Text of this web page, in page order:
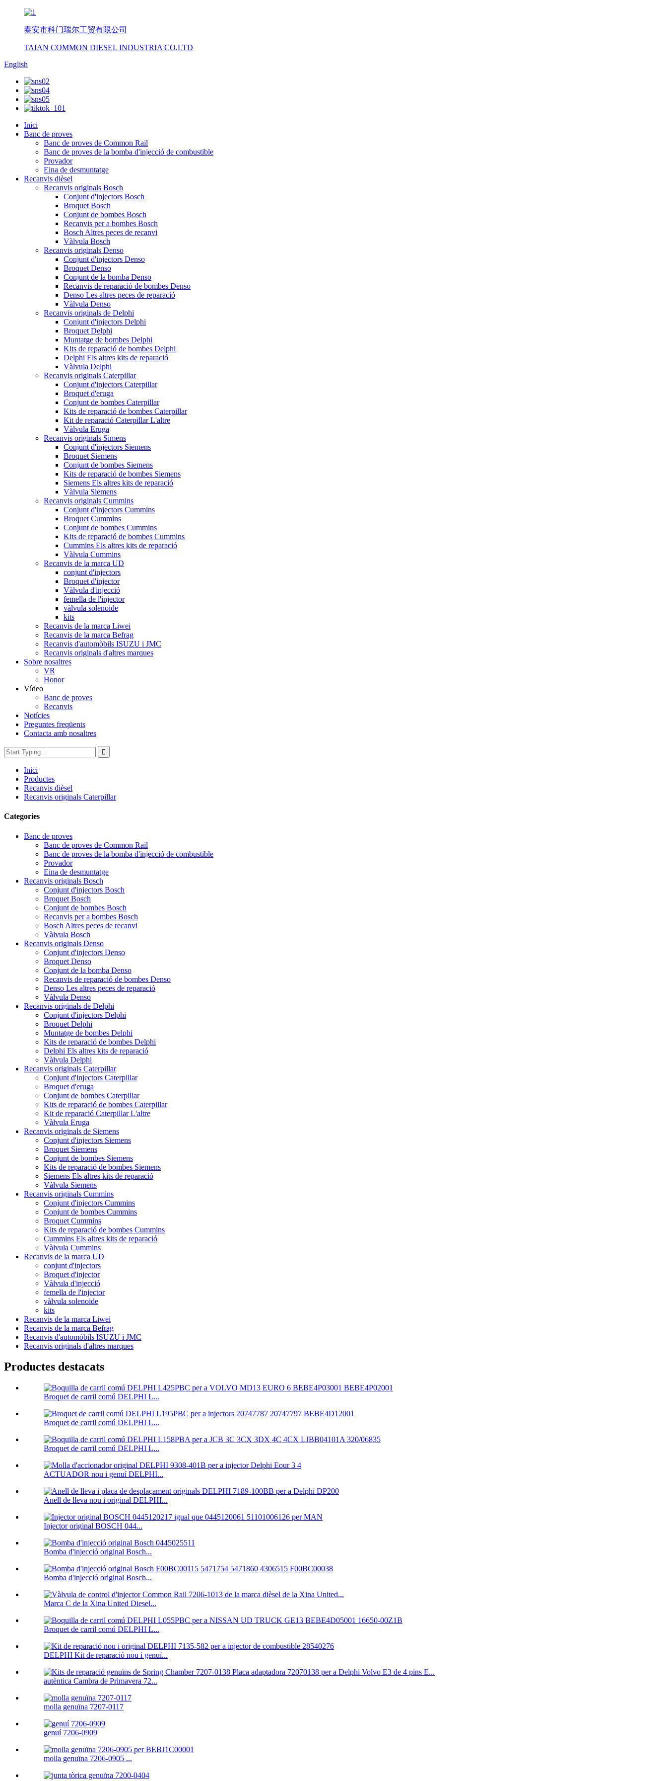
泰安市科门瑞尔工贸有限公司
TAIAN COMMON DIESEL INDUSTRIA CO.LTD
English
Inici
Banc de proves
Banc de proves de Common Rail
Banc de proves de la bomba d'injecció de combustible
Provador
Eina de desmuntatge
Recanvis dièsel
Recanvis originals Bosch
Conjunt d'injectors Bosch
Broquet Bosch
Conjunt de bombes Bosch
Recanvis per a bombes Bosch
Bosch Altres peces de recanvi
Vàlvula Bosch
Recanvis originals Denso
Conjunt d'injectors Denso
Broquet Denso
Conjunt de la bomba Denso
Recanvis de reparació de bombes Denso
Denso Les altres peces de reparació
Vàlvula Denso
Recanvis originals de Delphi
Conjunt d'injectors Delphi
Broquet Delphi
Muntatge de bombes Delphi
Kits de reparació de bombes Delphi
Delphi Els altres kits de reparació
Vàlvula Delphi
Recanvis originals Caterpillar
Conjunt d'injectors Caterpillar
Broquet d'eruga
Conjunt de bombes Caterpillar
Kits de reparació de bombes Caterpillar
Kit de reparació Caterpillar L'altre
Vàlvula Eruga
Recanvis originals Simens
Conjunt d'injectors Siemens
Broquet Siemens
Conjunt de bombes Siemens
Kits de reparació de bombes Siemens
Siemens Els altres kits de reparació
Vàlvula Siemens
Recanvis originals Cummins
Conjunt d'injectors Cummins
Broquet Cummins
Conjunt de bombes Cummins
Kits de reparació de bombes Cummins
Cummins Els altres kits de reparació
Vàlvula Cummins
Recanvis de la marca UD
conjunt d'injectors
Broquet d'injector
Vàlvula d'injecció
femella de l'injector
vàlvula solenoide
kits
Recanvis de la marca Liwei
Recanvis de la marca Befrag
Recanvis d'automòbils ISUZU i JMC
Recanvis originals d'altres marques
Sobre nosaltres
VR
Honor
Vídeo
Banc de proves
Recanvis
Notícies
Preguntes freqüents
Contacta amb nosaltres
Inici
Productes
Recanvis dièsel
Recanvis originals Caterpillar
Categories
Banc de proves
Banc de proves de Common Rail
Banc de proves de la bomba d'injecció de combustible
Provador
Eina de desmuntatge
Recanvis originals Bosch
Conjunt d'injectors Bosch
Broquet Bosch
Conjunt de bombes Bosch
Recanvis per a bombes Bosch
Bosch Altres peces de recanvi
Vàlvula Bosch
Recanvis originals Denso
Conjunt d'injectors Denso
Broquet Denso
Conjunt de la bomba Denso
Recanvis de reparació de bombes Denso
Denso Les altres peces de reparació
Vàlvula Denso
Recanvis originals de Delphi
Conjunt d'injectors Delphi
Broquet Delphi
Muntatge de bombes Delphi
Kits de reparació de bombes Delphi
Delphi Els altres kits de reparació
Vàlvula Delphi
Recanvis originals Caterpillar
Conjunt d'injectors Caterpillar
Broquet d'eruga
Conjunt de bombes Caterpillar
Kits de reparació de bombes Caterpillar
Kit de reparació Caterpillar L'altre
Vàlvula Eruga
Recanvis originals de Siemens
Conjunt d'injectors Siemens
Broquet Siemens
Conjunt de bombes Siemens
Kits de reparació de bombes Siemens
Siemens Els altres kits de reparació
Vàlvula Siemens
Recanvis originals Cummins
Conjunt d'injectors Cummins
Conjunt de bombes Cummins
Broquet Cummins
Kits de reparació de bombes Cummins
Cummins Els altres kits de reparació
Vàlvula Cummins
Recanvis de la marca UD
conjunt d'injectors
Broquet d'injector
Vàlvula d'injecció
femella de l'injector
vàlvula solenoide
kits
Recanvis de la marca Liwei
Recanvis de la marca Befrag
Recanvis d'automòbils ISUZU i JMC
Recanvis originals d'altres marques
Productes destacats
Broquet de carril comú DELPHI L...
Broquet de carril comú DELPHI L...
Broquet de carril comú DELPHI L...
ACTUADOR nou i genuí DELPHI...
Anell de lleva nou i original DELPHI...
Injector original BOSCH 044...
Bomba d'injecció original Bosch...
Bomba d'injecció original Bosch...
Marca C de la Xina United Diesel...
Broquet de carril comú DELPHI L...
DELPHI Kit de reparació nou i genuí...
autèntica Cambra de Primavera 72...
molla genuïna 7207-0117
genuí 7206-0909
molla genuïna 7206-0905 ...